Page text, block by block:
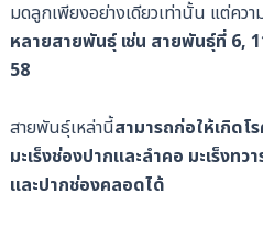
มดลูกเพียงอย่างเดียวเท่านั้น แต่ควา
หลายสายพันธุ์ เช่น สายพันธุ์ที่ 6,
58
สายพันธุ์เหล่านี้สามารถก่อให้เกิดโ
มะเร็งช่องปากและลำคอ มะเร็งท
และปากช่องคลอดได้